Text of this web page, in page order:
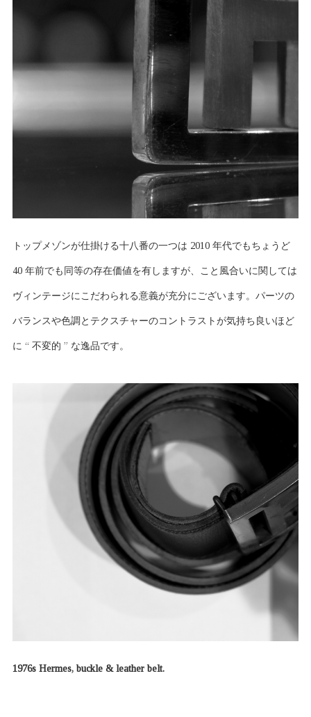
トップメゾンが仕掛ける十八番の一つは 2010 年代でもちょうど
40 年前でも同等の存在価値を有しますが、こと風合いに関しては
ヴィンテージにこだわられる意義が充分にございます。パーツの
バランスや色調とテクスチャーのコントラストが気持ち良いほど
に “ 不変的 ” な逸品です。
1976s Hermes, buckle & leather belt.